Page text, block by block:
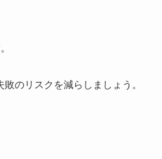
のリスクを減らしましょう。